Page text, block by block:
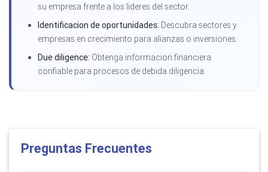
su empresa frente a los lideres del sector.
Identificacion de oportunidades: Descubra sectores y
empresas en crecimiento para alianzas o inversiones.
Due diligence: Obtenga informacion financiera
confiable para procesos de debida diligencia.
Preguntas Frecuentes